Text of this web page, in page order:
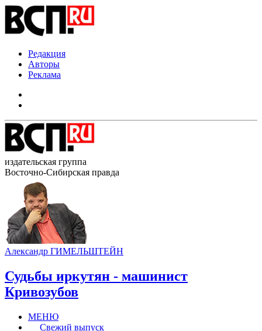
Редакция
Авторы
Реклама
издательская группа
Восточно-Сибирская правда
Александр ГИМЕЛЬШТЕЙН
Судьбы иркутян - машинист
Кривозубов
МЕНЮ
Свежий выпуск